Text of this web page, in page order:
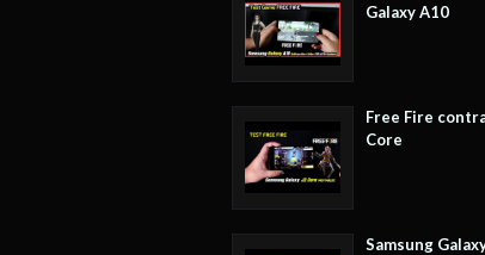
Galaxy A10
Free Fire
Core
Samsung